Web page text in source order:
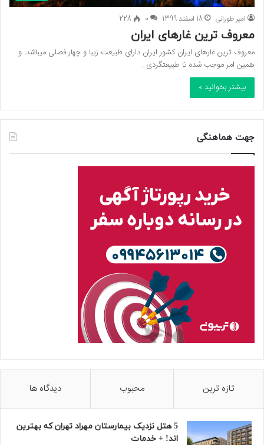
امیر طورانی 18 اسفند 1399 0
228
معروف ترین غارهای ایران
معروف ترین غارهای ایران کشور ایران دارای طبیعت زیبا و چهار فصلی میباشد. و
همین امر موجب شده تا طبیعتگردی…
بیشتر بخوانید »
جهت هماهنگی
تازه ترین محبوب دیدگاه ها
5 هتل نزدیک بیمارستان مهراد تهران که بهترین‌
اند! + خدمات